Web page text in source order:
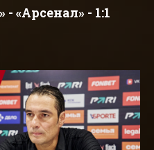
«Арсенал» - 1:1